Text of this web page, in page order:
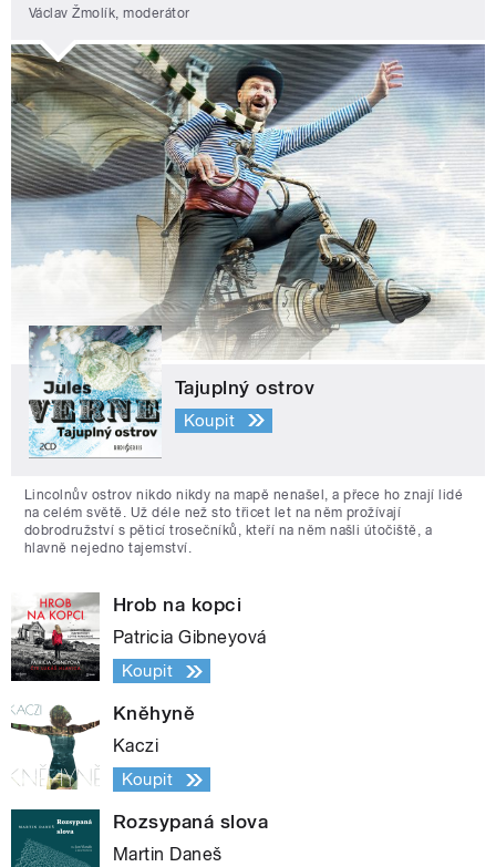
Václav Žmolík, moderátor
Tajuplný ostrov
Koupit
Lincolnův ostrov nikdo nikdy na mapě nenašel, a přece ho znají lidé
na celém světě. Už déle než sto třicet let na něm prožívají
dobrodružství s pěticí trosečníků, kteří na něm našli útočiště, a
hlavně nejedno tajemství.
Hrob na kopci
Patricia Gibneyová
Koupit
Kněhyně
Kaczi
Koupit
Rozsypaná slova
Martin Daneš